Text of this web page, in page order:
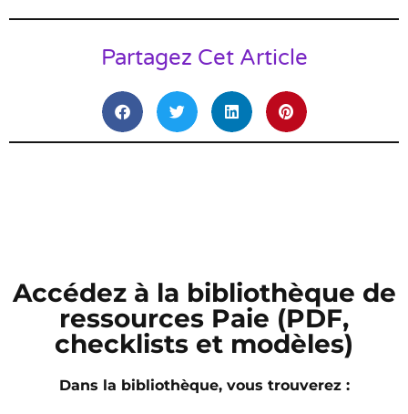
Partagez Cet Article
Accédez à la bibliothèque de
ressources Paie (PDF,
checklists et modèles)
Dans la bibliothèque, vous trouverez :